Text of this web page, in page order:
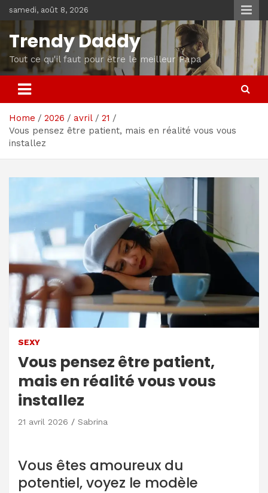
to
content
samedi, août 8, 2026
Trendy Daddy
Tout ce qu'il faut pour être le meilleur Papa
Home 2026 avril
21
Vous pensez être patient, mais en réalité vous vous
installez
SEXY
Vous pensez être patient,
mais en réalité vous vous
installez
21 avril 2026 Sabrina
Vous êtes amoureux du
potentiel, voyez le modèle